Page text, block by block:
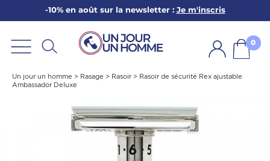
-10% en août sur la newsletter : Je m'inscris
0
Un jour un homme > Rasage > Rasoir > Rasoir de sécurité Rex ajustable
Ambassador Deluxe